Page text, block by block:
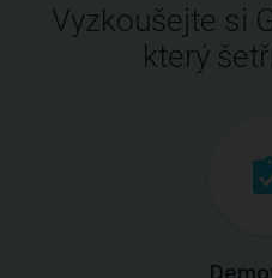
Vyzkoušejte si
který